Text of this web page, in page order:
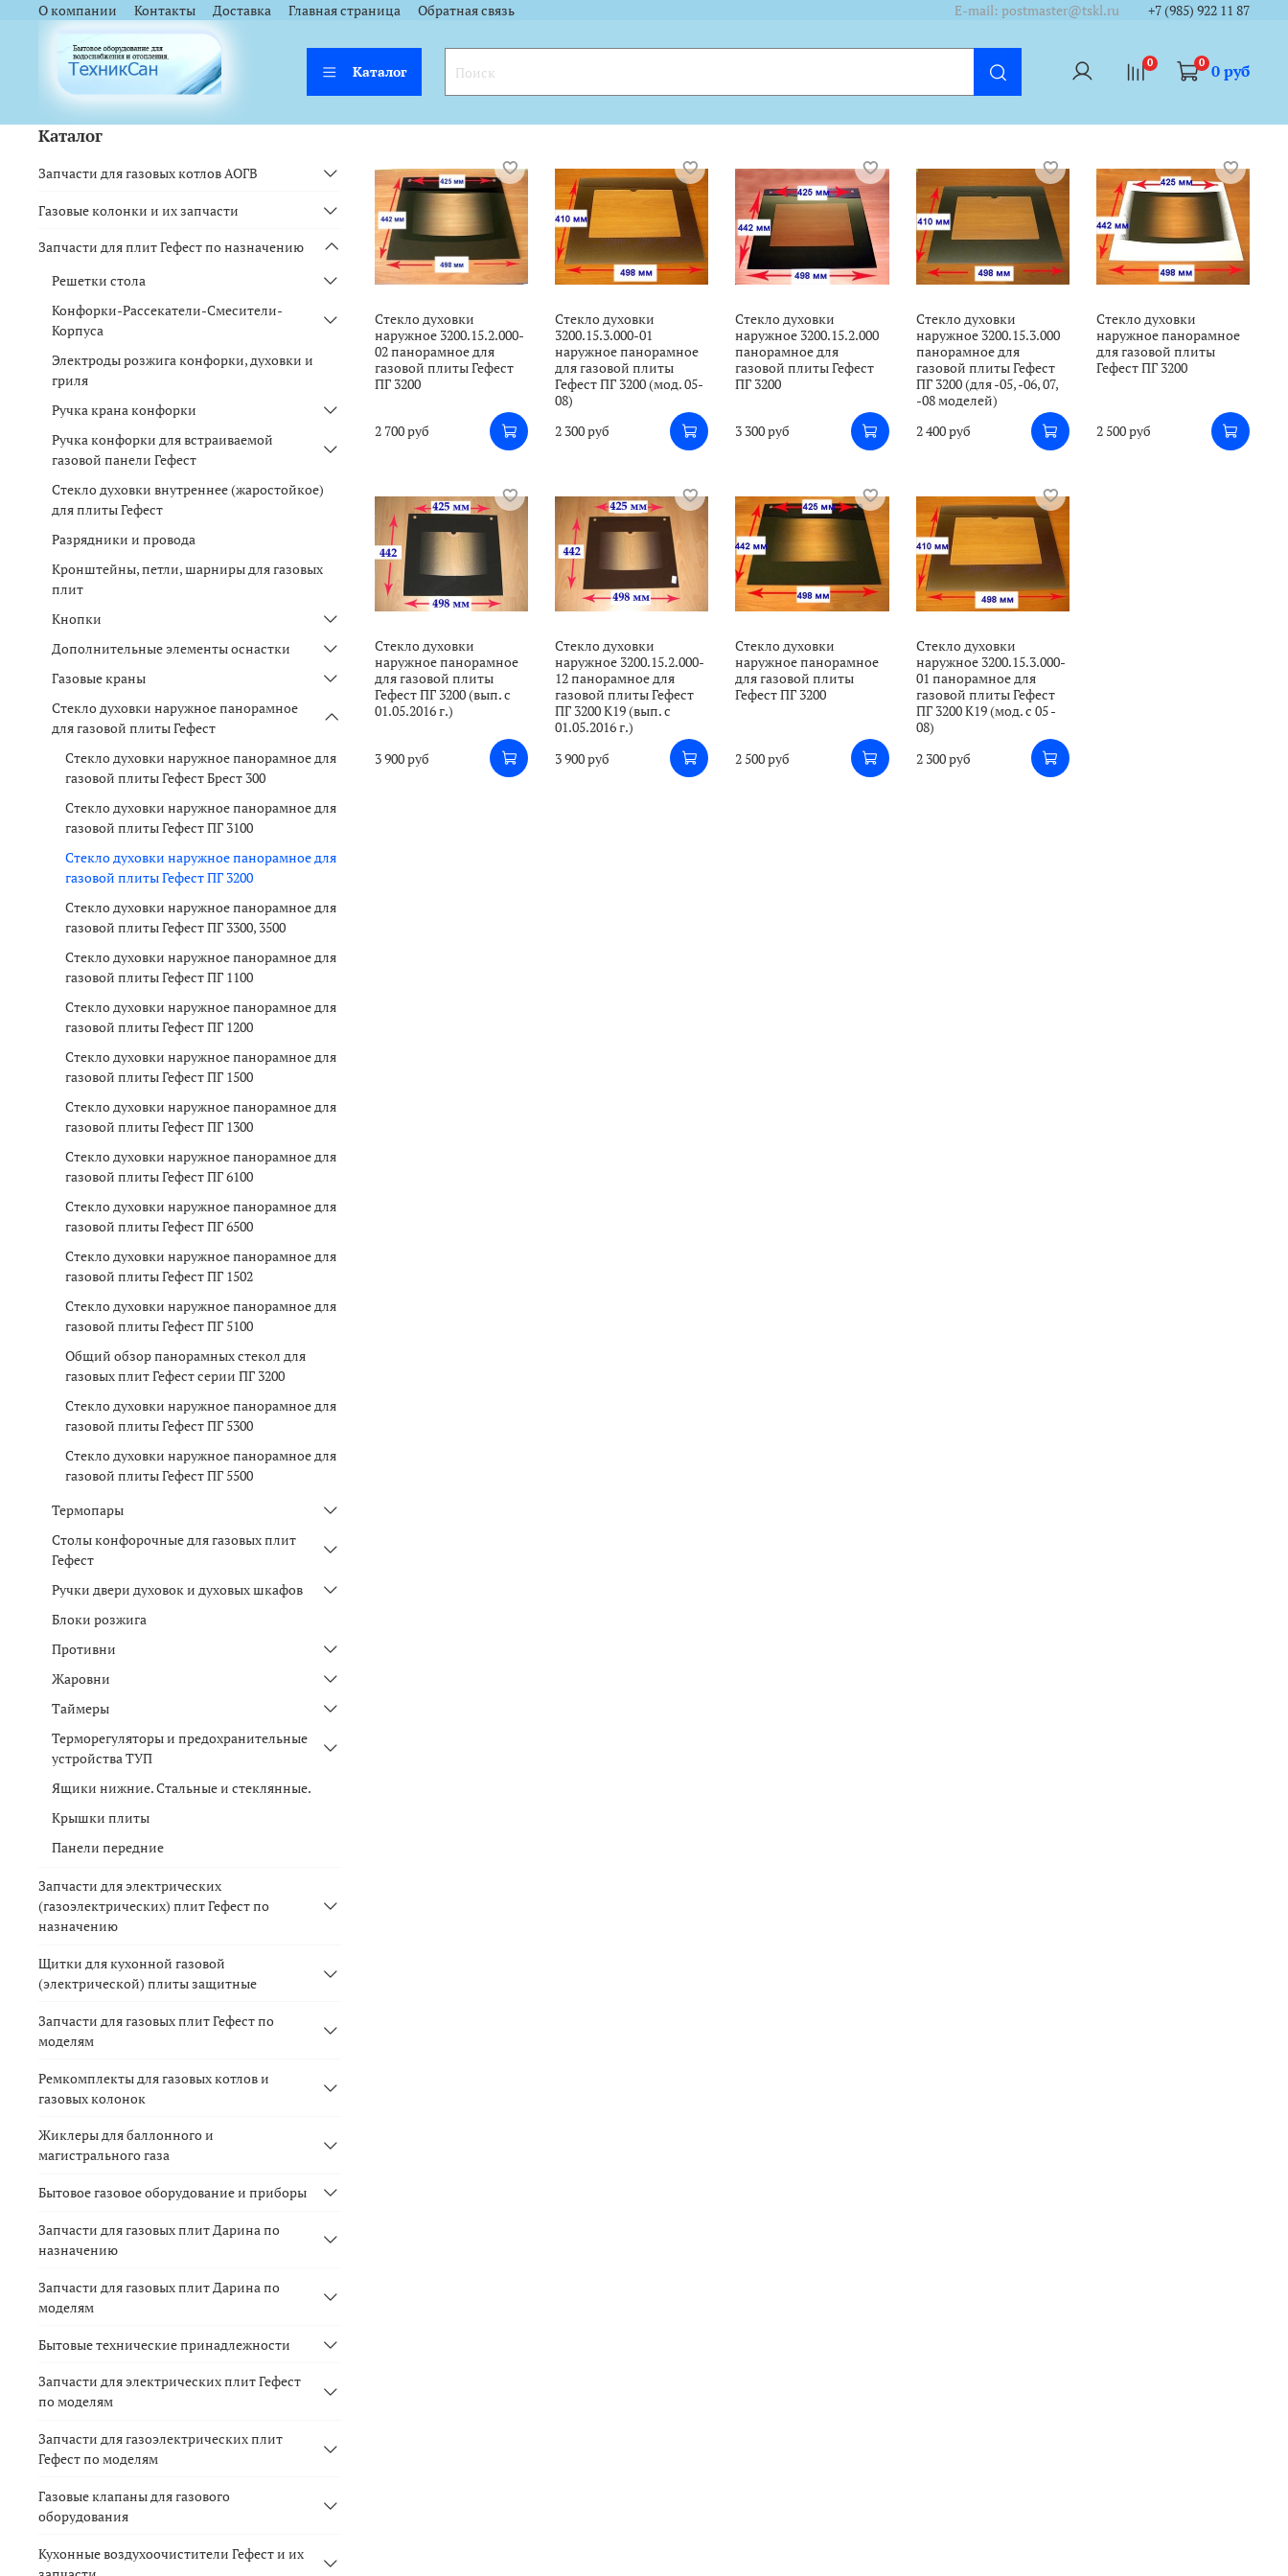
О компании Контакты Доставка Главная страница Обратная связь E-mail: postmaster@tskl.ru +7 (985) 922 11 87
Каталог
0 0 0 руб
Стекло духовки
наружное 3200.15.2.000-
02 панорамное для
газовой плиты Гефест
ПГ 3200
2 700 руб
Стекло духовки
3200.15.3.000-01
наружное панорамное
для газовой плиты
Гефест ПГ 3200 (мод. 05-
08)
2 300 руб
Стекло духовки
наружное 3200.15.2.000
панорамное для
газовой плиты Гефест
ПГ 3200
3 300 руб
Стекло духовки
наружное 3200.15.3.000
панорамное для
газовой плиты Гефест
ПГ 3200 (для -05, -06, 07,
-08 моделей)
2 400 руб
Стекло духовки
наружное панорамное
для газовой плиты
Гефест ПГ 3200
2 500 руб
Стекло духовки
наружное панорамное
для газовой плиты
Гефест ПГ 3200 (вып. с
01.05.2016 г.)
3 900 руб
Стекло духовки
наружное 3200.15.2.000-
12 панорамное для
газовой плиты Гефест
ПГ 3200 К19 (вып. с
01.05.2016 г.)
3 900 руб
Стекло духовки
наружное панорамное
для газовой плиты
Гефест ПГ 3200
2 500 руб
Стекло духовки
наружное 3200.15.3.000-
01 панорамное для
газовой плиты Гефест
ПГ 3200 К19 (мод. с 05 -
08)
2 300 руб
Каталог
Запчасти для газовых котлов АОГВ
Газовые колонки и их запчасти
Запчасти для плит Гефест по назначению
Решетки стола
Конфорки-Рассекатели-Смесители-
Корпуса
Электроды розжига конфорки, духовки и
гриля
Ручка крана конфорки
Ручка конфорки для встраиваемой
газовой панели Гефест
Стекло духовки внутреннее (жаростойкое)
для плиты Гефест
Разрядники и провода
Кронштейны, петли, шарниры для газовых
плит
Кнопки
Дополнительные элементы оснастки
Газовые краны
Стекло духовки наружное панорамное
для газовой плиты Гефест
Стекло духовки наружное панорамное для
газовой плиты Гефест Брест 300
Стекло духовки наружное панорамное для
газовой плиты Гефест ПГ 3100
Стекло духовки наружное панорамное для
газовой плиты Гефест ПГ 3200
Стекло духовки наружное панорамное для
газовой плиты Гефест ПГ 3300, 3500
Стекло духовки наружное панорамное для
газовой плиты Гефест ПГ 1100
Стекло духовки наружное панорамное для
газовой плиты Гефест ПГ 1200
Стекло духовки наружное панорамное для
газовой плиты Гефест ПГ 1500
Стекло духовки наружное панорамное для
газовой плиты Гефест ПГ 1300
Стекло духовки наружное панорамное для
газовой плиты Гефест ПГ 6100
Стекло духовки наружное панорамное для
газовой плиты Гефест ПГ 6500
Стекло духовки наружное панорамное для
газовой плиты Гефест ПГ 1502
Стекло духовки наружное панорамное для
газовой плиты Гефест ПГ 5100
Общий обзор панорамных стекол для
газовых плит Гефест серии ПГ 3200
Стекло духовки наружное панорамное для
газовой плиты Гефест ПГ 5300
Стекло духовки наружное панорамное для
газовой плиты Гефест ПГ 5500
Термопары
Столы конфорочные для газовых плит
Гефест
Ручки двери духовок и духовых шкафов
Блоки розжига
Противни
Жаровни
Таймеры
Терморегуляторы и предохранительные
устройства ТУП
Ящики нижние. Стальные и стеклянные.
Крышки плиты
Панели передние
Запчасти для электрических
(газоэлектрических) плит Гефест по
назначению
Щитки для кухонной газовой
(электрической) плиты защитные
Запчасти для газовых плит Гефест по
моделям
Ремкомплекты для газовых котлов и
газовых колонок
Жиклеры для баллонного и
магистрального газа
Бытовое газовое оборудование и приборы
Запчасти для газовых плит Дарина по
назначению
Запчасти для газовых плит Дарина по
моделям
Бытовые технические принадлежности
Запчасти для электрических плит Гефест
по моделям
Запчасти для газоэлектрических плит
Гефест по моделям
Газовые клапаны для газового
оборудования
Кухонные воздухоочистители Гефест и их
<a href="https://webmaster.yandex.ru/siteinfo/?site=https://www.tskl.ru"><img width="88" height="31" alt="" border="0" src="https://yandex.ru/cycounter?https://www.tskl.ru&theme=dark&lang=ru"/></a>
<a href="https://webmaster.yandex.ru/siteinfo/?site=https://www.tskl.ru"><img width="88" height="31" alt="" border="0" src="https://yandex.ru/cycounter?https://www.tskl.ru&theme=dark&lang=ru"/></a>